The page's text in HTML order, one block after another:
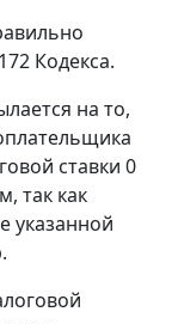
172 Кодекса.
на то,
ставки 0
так как
указанной